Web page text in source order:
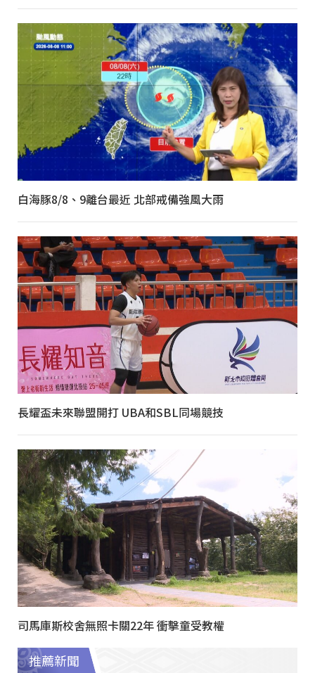
白海豚8/8、9離台最近 北部戒備強風大雨
長耀盃未來聯盟開打 UBA和SBL同場競技
司馬庫斯校舍無照卡關22年 衝擊童受教權
推薦新聞